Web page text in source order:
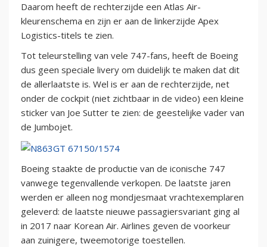
Daarom heeft de rechterzijde een Atlas Air-
kleurenschema en zijn er aan de linkerzijde Apex
Logistics-titels te zien.
Tot teleurstelling van vele 747-fans, heeft de Boeing
dus geen speciale livery om duidelijk te maken dat dit
de allerlaatste is. Wel is er aan de rechterzijde, net
onder de cockpit (niet zichtbaar in de video) een kleine
sticker van Joe Sutter te zien: de geestelijke vader van
de Jumbojet.
Boeing staakte de productie van de iconische 747
vanwege tegenvallende verkopen. De laatste jaren
werden er alleen nog mondjesmaat vrachtexemplaren
geleverd: de laatste nieuwe passagiersvariant ging al
in 2017 naar Korean Air. Airlines geven de voorkeur
aan zuinigere, tweemotorige toestellen.